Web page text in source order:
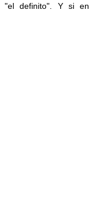
"el definito". Y si en